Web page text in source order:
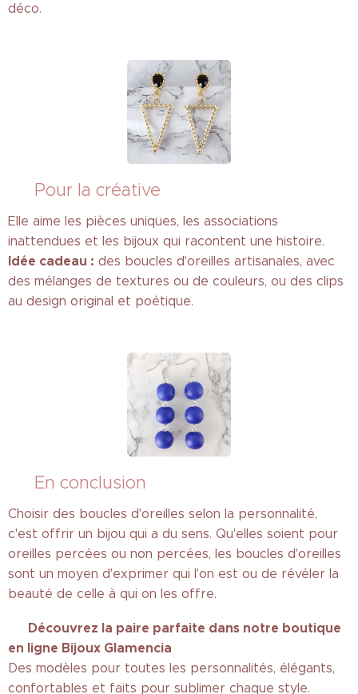
déco.
🎨 Pour la créative
Elle aime les pièces uniques, les associations
inattendues et les bijoux qui racontent une histoire.
Idée cadeau : des boucles d'oreilles artisanales, avec
des mélanges de textures ou de couleurs, ou des clips
au design original et poétique.
🌟 En conclusion
Choisir des boucles d'oreilles selon la personnalité,
c'est offrir un bijou qui a du sens. Qu'elles soient pour
oreilles percées ou non percées, les boucles d'oreilles
sont un moyen d'exprimer qui l'on est ou de révéler la
beauté de celle à qui on les offre.
Découvrez la paire parfaite dans notre boutique
en ligne Bijoux Glamencia
Des modèles pour toutes les personnalités, élégants,
confortables et faits pour sublimer chaque style.